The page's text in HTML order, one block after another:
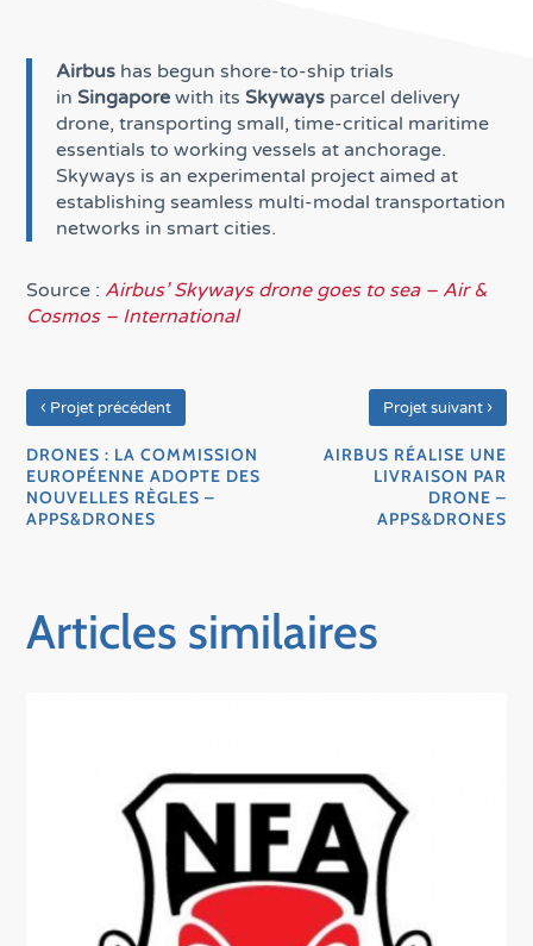
Airbus has begun shore-to-ship trials
in Singapore with its Skyways parcel delivery
drone, transporting small, time-critical maritime
essentials to working vessels at anchorage.
Skyways is an experimental project aimed at
establishing seamless multi-modal transportation
networks in smart cities.
Source : Airbus’ Skyways drone goes to sea – Air &
Cosmos – International
‹ Projet précédent
DRONES : LA COMMISSION
EUROPÉENNE ADOPTE DES
NOUVELLES RÈGLES –
APPS&DRONES
Projet suivant ›
AIRBUS RÉALISE UNE
LIVRAISON PAR
DRONE –
APPS&DRONES
Articles similaires